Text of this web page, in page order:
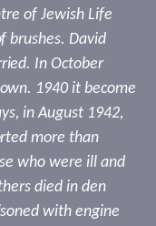
of Jewish Life
brushes. David
In October
1940 it become
in August 1942,
more than
who were ill and
died in den
with engine